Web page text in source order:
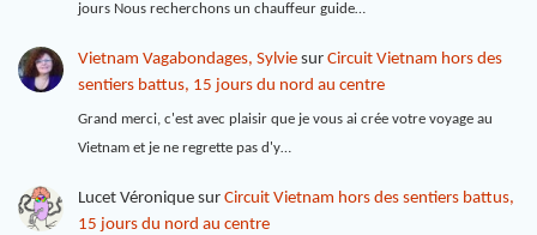
jours Nous recherchons un chauffeur guide…
Vietnam Vagabondages, Sylviesur Circuit Vietnam hors des
sentiers battus, 15 jours du nord au centre
Grand merci, c'est avec plaisir que je vous ai crée votre voyage au
Vietnam et je ne regrette pas d'y…
Lucet Véroniquesur Circuit Vietnam hors des sentiers battus,
15 jours du nord au centre